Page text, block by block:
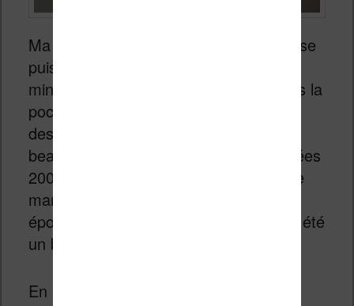
Ma première impression a été la surprise
puisque cette liseuse est réellement
minuscule. Elle tient dans la main, dans la
poche et j’avoue être séduit par son
design minimaliste qui rappelle les plus
beaux lecteurs MP3 du début des années
2000, au moment ou Apple dominait ce
marché avec le célèbre iPod. A cette
époque, cet appareil aurait sans doute été
un best-seller !
En examinant le boîtier, on retrouve un